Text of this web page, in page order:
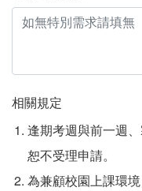
相關規定
逢期考週與前一週
恕不受理申請。
為兼顧校園上課環